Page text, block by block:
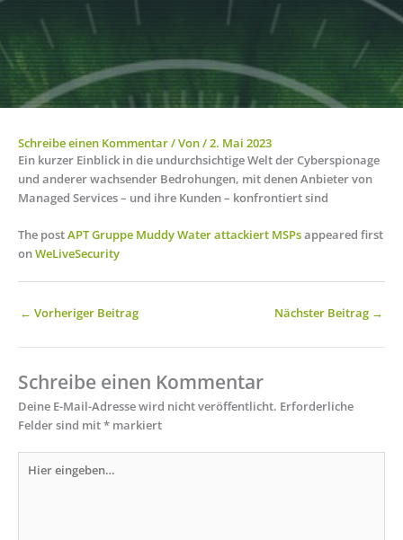
Schreibe einen Kommentar/ Von/2. Mai 2023
Ein kurzer Einblick in die undurchsichtige Welt der Cyberspionage
und anderer wachsender Bedrohungen, mit denen Anbieter von
Managed Services – und ihre Kunden – konfrontiert sind
The postAPT Gruppe Muddy Water attackiert MSPsappeared first
onWeLiveSecurity
← Vorheriger Beitrag Nächster Beitrag →
Schreibe einen Kommentar
Deine E-Mail-Adresse wird nicht veröffentlicht. Erforderliche
Felder sind mit* markiert
eingeben…